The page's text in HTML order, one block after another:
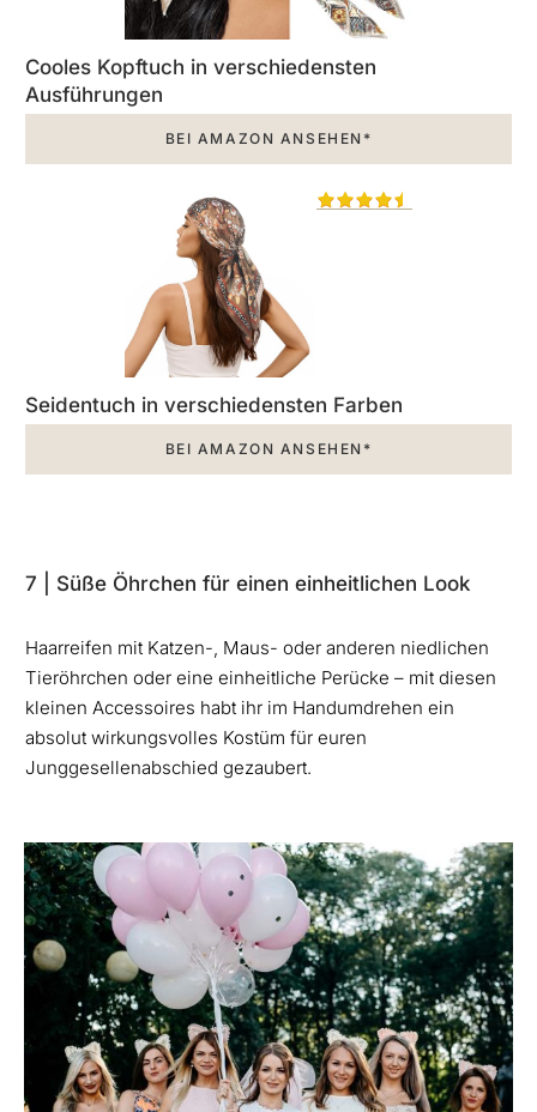
Cooles Kopftuch in verschiedensten
Ausführungen
BEI AMAZON ANSEHEN*
Seidentuch in verschiedensten Farben
BEI AMAZON ANSEHEN*
7 | Süße Öhrchen für einen einheitlichen Look
Haarreifen mit Katzen-, Maus- oder anderen niedlichen
Tieröhrchen oder eine einheitliche Perücke – mit diesen
kleinen Accessoires habt ihr im Handumdrehen ein
absolut wirkungsvolles Kostüm für euren
Junggesellenabschied gezaubert.